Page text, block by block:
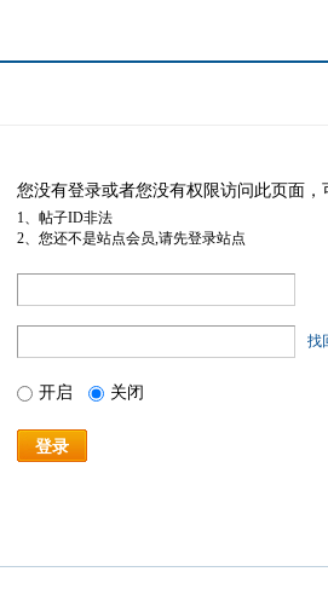
您没有登录或者您没有权限访问此页面
1、帖子ID非法
2、您还不是站点会员,请先登录站点
找
开启 关闭
登录